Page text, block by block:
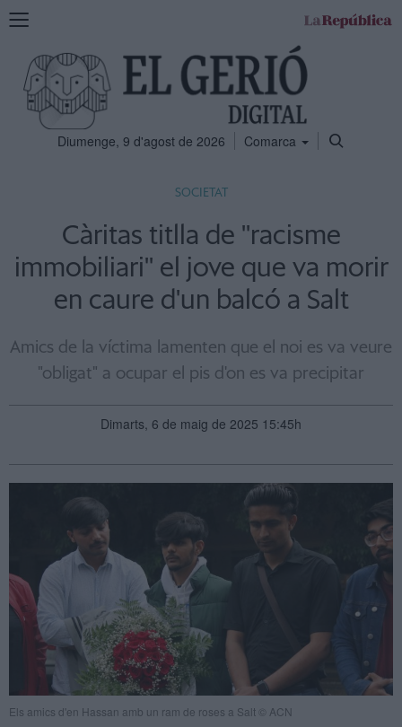
Mostra
navegació
Diumenge, 9 d'agost de 2026 Comarca
SOCIETAT
Càritas titlla de ''racisme
immobiliari'' el jove que va morir
en caure d'un balcó a Salt
Amics de la víctima lamenten que el noi es va veure
"obligat" a ocupar el pis d'on es va precipitar
Dimarts, 6 de maig de 2025 15:45h
Els amics d'en Hassan amb un ram de roses a Salt © ACN